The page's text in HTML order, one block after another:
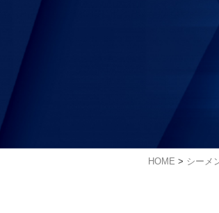
HOME > シーメ